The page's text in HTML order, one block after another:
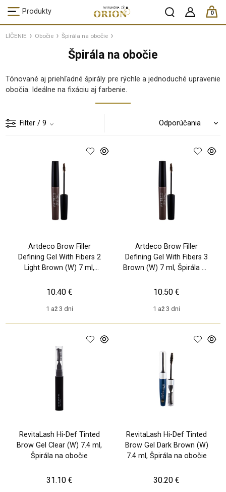
Produkty 0
ks /
LÍČENIE Obočie Špirála na obočie
Špirála na obočie
Tónované aj priehľadné špirály pre rýchle a jednoduché upravenie
obočia. Ideálne na fixáciu aj farbenie.
Filter / 9
Artdeco Brow Filler
Defining Gel With Fibers 2
Light Brown (W) 7 ml,
1 až 3 dni
10.40 €
Artdeco Brow Filler
Defining Gel With Fibers 3
Brown (W) 7 ml, Špirála na
1 až 3 dni
10.50 €
RevitaLash Hi-Def Tinted
Brow Gel Clear (W) 7.4 ml,
Špirála na obočie
31.10 €
RevitaLash Hi-Def Tinted
Brow Gel Dark Brown (W)
7.4 ml, Špirála na obočie
30.20 €